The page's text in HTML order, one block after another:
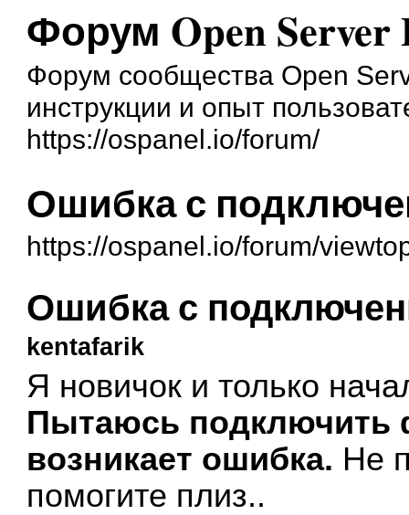
Форум Open Server
Форум сообщества Open
инструкции и опыт
https://ospanel.io/forum/
Ошибка с
https://ospanel.io/forum/
Ошибка с
kentafarik
Я новичок и только
Пытаюсь подключить
возникает ошибка. Не
помогите плиз..